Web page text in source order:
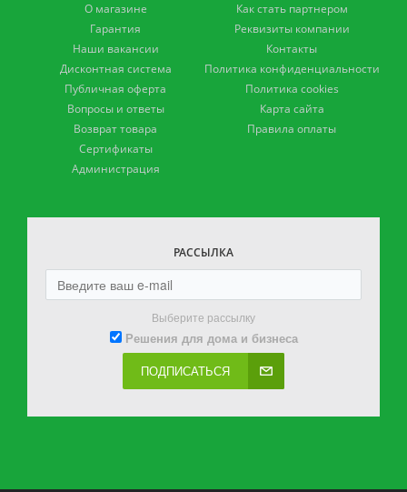
О магазине
Гарантия
Наши вакансии
Дисконтная система
Публичная оферта
Вопросы и ответы
Возврат товара
Сертификаты
Администрация
Как стать партнером
Реквизиты компании
Контакты
Политика конфиденциальности
Политика cookies
Карта сайта
Правила оплаты
РАССЫЛКА
Выберите рассылку
Решения для дома и бизнеса
ПОДПИСАТЬСЯ